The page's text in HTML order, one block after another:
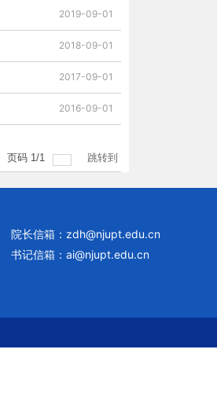
2019-09-01
2018-09-01
2017-09-01
2016-09-01
页码 1/1 跳转到
院长信箱：zdh@njupt.edu.cn
书记信箱：ai@njupt.edu.cn